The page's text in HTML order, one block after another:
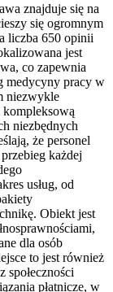
znajduje się na
się ogromnym
liczba 650 opinii
jest
co zapewnia
medycyny pracy w
niezwykle
niezbędnych
że personel
każdej
usług, od
Obiekt jest
dla osób
to jest również
społeczności
płatnicze, w